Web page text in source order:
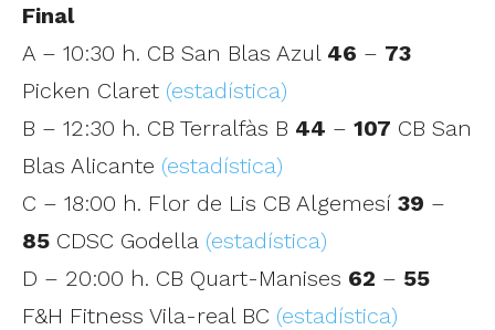
Final
A – 10:30 h. CB San Blas Azul 46 – 73
Picken Claret (estadística)
B – 12:30 h. CB Terralfàs B 44 – 107 CB San
Blas Alicante (estadística)
C – 18:00 h. Flor de Lis CB Algemesí 39 –
85 CDSC Godella (estadística)
D – 20:00 h. CB Quart-Manises 62 – 55
F&H Fitness Vila-real BC (estadística)